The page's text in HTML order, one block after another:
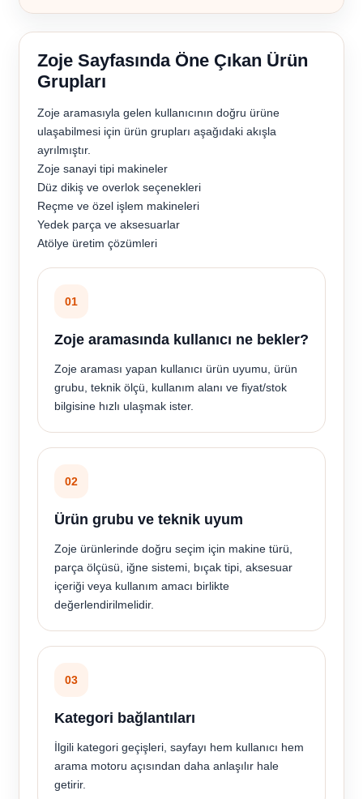
Zoje Sayfasında Öne Çıkan Ürün
Grupları
Zoje aramasıyla gelen kullanıcının doğru ürüne
ulaşabilmesi için ürün grupları aşağıdaki akışla
ayrılmıştır.
Zoje sanayi tipi makineler
Düz dikiş ve overlok seçenekleri
Reçme ve özel işlem makineleri
Yedek parça ve aksesuarlar
Atölye üretim çözümleri
01
Zoje aramasında kullanıcı ne bekler?
Zoje araması yapan kullanıcı ürün uyumu, ürün
grubu, teknik ölçü, kullanım alanı ve fiyat/stok
bilgisine hızlı ulaşmak ister.
02
Ürün grubu ve teknik uyum
Zoje ürünlerinde doğru seçim için makine türü,
parça ölçüsü, iğne sistemi, bıçak tipi, aksesuar
içeriği veya kullanım amacı birlikte
değerlendirilmelidir.
03
Kategori bağlantıları
İlgili kategori geçişleri, sayfayı hem kullanıcı hem
arama motoru açısından daha anlaşılır hale
getirir.